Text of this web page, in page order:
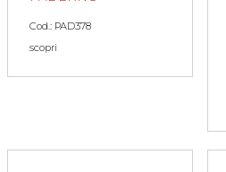
Cod.: PAD378
scopri